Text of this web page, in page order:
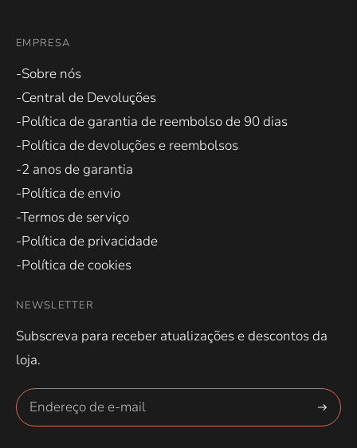
EMPRESA
-Sobre nós
-Central de Devoluções
-Política de garantia de reembolso de 90 dias
-Política de devoluções e reembolsos
-2 anos de garantia
-Política de envio
-Termos de serviço
-Política de privacidade
-Política de cookies
NEWSLETTER
Subscreva para receber atualizações e descontos da
loja.